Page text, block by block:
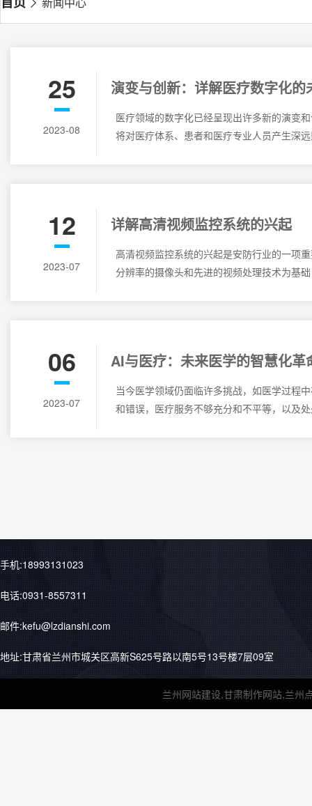
25
2023-08
演变与创新：详解医疗数字化的
医疗领域的数字化已经呈现出许多新的演变
将对医疗体系、患者和医疗专业人员产生深
12
2023-07
详解高清视频监控系统的兴起
高清视频监控系统的兴起是安防行业的一项
分辨率的摄像头和先进的视频处理技术为基
06
2023-07
AI与医疗：未来医学的智慧化革
在医疗领域的应用
当今医学领域仍面临许多挑战，如医学过程
和错误，医疗服务不够充分和不平等，以及
手机:18993131023
电话:0931-8557311
邮件:kefu@lzdianshi.com
地址:甘肃省兰州市城关区高新S625号路以南5号13号楼7层09室
兰州网站建设,甘肃制作网站,